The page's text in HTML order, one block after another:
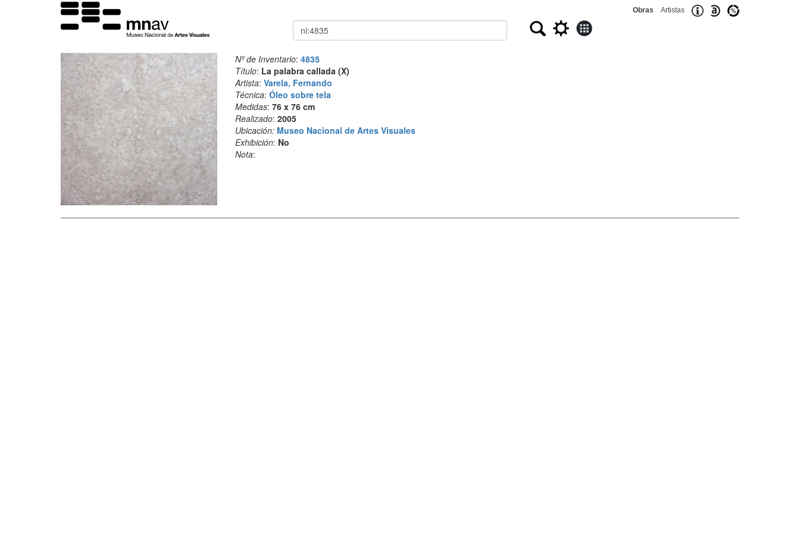
Obras Artistas
Buscar
Nº de Inventario: 4835
Título: La palabra callada (X)
Artista: Varela, Fernando
Técnica: Óleo sobre tela
Medidas: 76 x 76 cm
Realizado: 2005
Ubicación: Museo Nacional de Artes Visuales
Exhibición: No
Nota: